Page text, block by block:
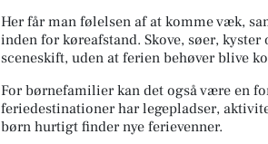
Her får man følelsen af at komme væk,
inden for køreafstand. Skove, søer,
sceneskift, uden at ferien behøver blive
For børnefamilier kan det også være en
feriedestinationer har legepladser,
børn hurtigt finder nye ferievenner.